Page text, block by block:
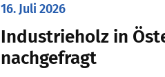
16. Juli 2026
Industrieholz in
nachgefragt